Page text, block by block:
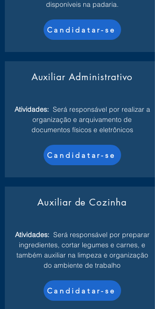
disponíveis na padaria.
Candidatar-se
Auxiliar Administrativo
Atividades: Será responsável por realizar a
organização e arquivamento de
documentos físicos e eletrônicos
Candidatar-se
Auxiliar de Cozinha
Atividades: Será responsável por preparar
ingredientes, cortar legumes e carnes, e
também auxiliar na limpeza e organização
do ambiente de trabalho
Candidatar-se